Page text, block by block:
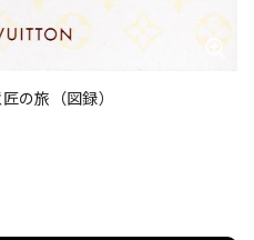
の旅（図録）